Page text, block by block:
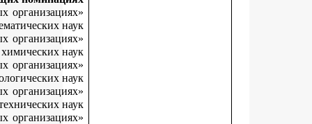
«Лучший молодой исследователь в образовательных
высшего образования в отрасли физико-математических
«Лучший молодой исследователь в образовательных
«Лучший молодой исследователь в образовательных
высшего образования в отрасли биологических
«Лучший молодой исследователь в образовательных
«Лучший молодой исследователь в образовательных